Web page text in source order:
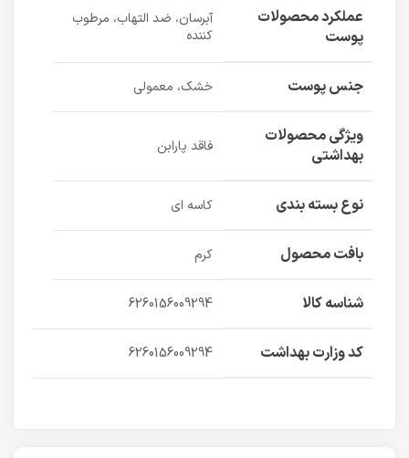
عملکرد محصولات
پوست
آبرسان، ضد التهاب، مرطوب
کننده
جنس پوست خشک، معمولی
ویژگی محصولات
بهداشتی
فاقد پارابن
نوع بسته بندی کاسه ای
بافت محصول کرم
شناسه کالا 6260156009294
کد وزارت بهداشت 6260156009294